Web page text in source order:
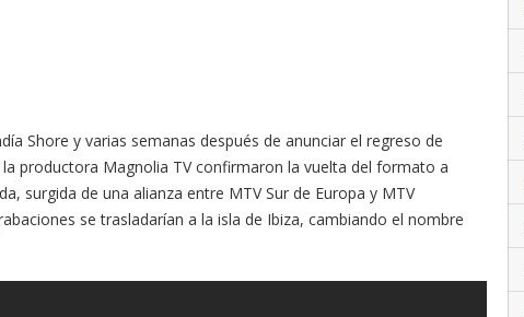
Shore y varias semanas después de anunciar el regreso de
productora Magnolia TV confirmaron la vuelta del formato a
surgida de una alianza entre MTV Sur de Europa y MTV
se trasladarían a la isla de Ibiza, cambiando el nombre